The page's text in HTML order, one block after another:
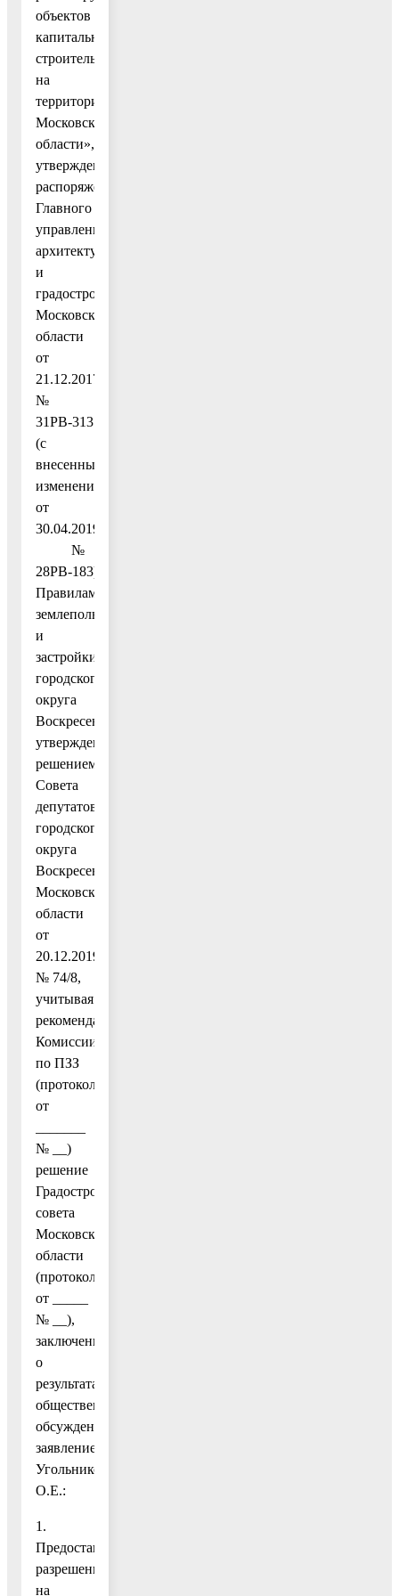
объектов
капитального
строительства
на
территории
Московской
области»,
утвержденным
распоряжением
Главного
управления
архитектуры
и
градостроительства
Московской
области
от
21.12.2017
№
31РВ-313
(с
внесенными
изменениями
от
30.04.2019
№
28РВ-183),
Правилами
землепользования
и
застройки
городского
округа
Воскресенск,
утвержденными
решением
Совета
депутатов
городского
округа
Воскресенск
Московской
области
от
20.12.2019
№ 74/8,
учитывая
рекомендации
Комиссии
по ПЗЗ
(протокол
от
№ __)
решение
Градостроительного
совета
Московской
области
(протокол
от _____
№ __),
заключение
о
результатах
общественных
обсуждений,
заявление
Угольниковой
О.Е.:
1.
Предоставить
разрешение
на